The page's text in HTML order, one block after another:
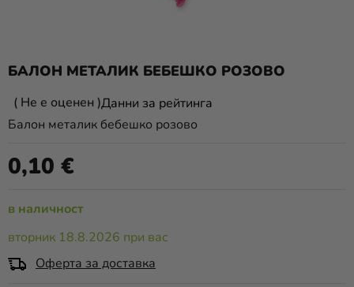
и
традиции
Тематика
Оценка
на
БАЛОН МЕТАЛИК БЕБЕШКО РОЗОВО
Средната
оценка
продукта
е
от
звезди.
Не е оценен Данни за рейтинга
Балон металик бебешко розово
в наличност
вторник 18.8.2026 при вас
Оферта за доставка
0,10 €